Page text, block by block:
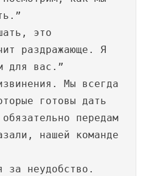
это
раздражающе. Я
для вас.”
Мы всегда
готовы дать
передам
нашей команде
за неудобство.